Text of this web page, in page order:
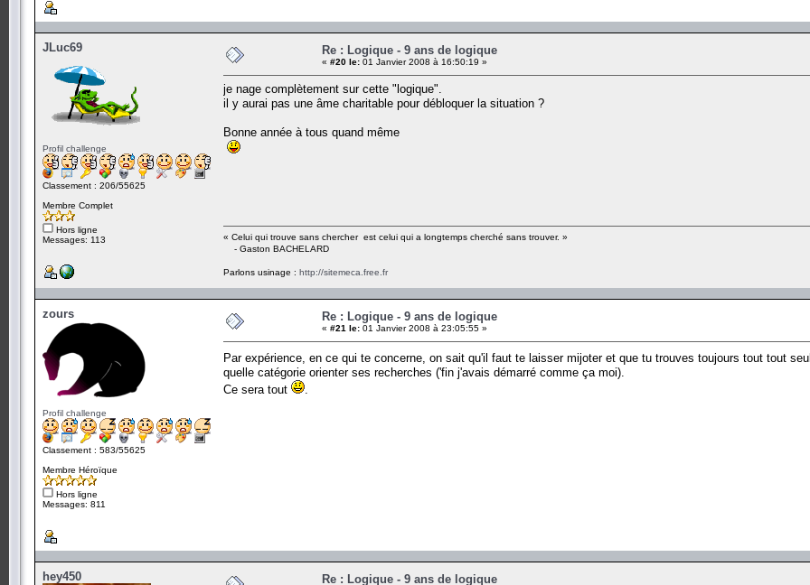
JLuc69
Profil challenge
Classement : 206/55625
Membre Complet
Hors ligne
Messages: 113
Re : Logique - 9 ans de logique
« #20 le: 01 Janvier 2008 à 16:50:19 »
je nage complètement sur cette "logique".
il y aurai pas une âme charitable pour débloquer la situation ?
Bonne année à tous quand même
« Celui qui trouve sans chercher est celui qui a longtemps cherché sans trouver. »
- Gaston BACHELARD
Parlons usinage : http://sitemeca.free.fr
zours
Profil challenge
Classement : 583/55625
Membre Héroïque
Hors ligne
Messages: 811
Re : Logique - 9 ans de logique
« #21 le: 01 Janvier 2008 à 23:05:55 »
Par expérience, en ce qui te concerne, on sait qu'il faut te laisser mijoter et que tu trouves toujours tout tout seul
quelle catégorie orienter ses recherches ('fin j'avais démarré comme ça moi).
Ce sera tout
hey450 Re : Logique - 9 ans de logique